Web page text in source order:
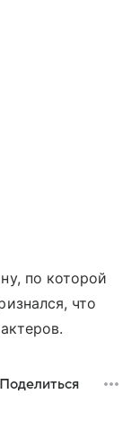
по которой
что
Поделиться